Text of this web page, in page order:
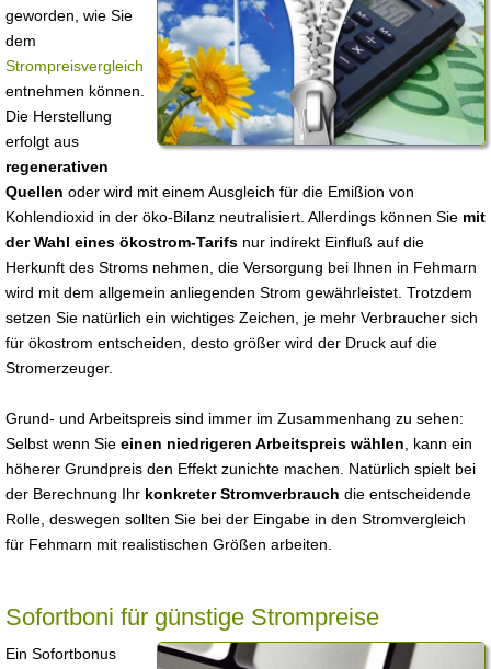
geworden, wie Sie
dem
Strompreisvergleich
entnehmen können.
Die Herstellung
erfolgt aus
regenerativen
Quellen oder wird mit einem Ausgleich für die Emißion von
Kohlendioxid in der öko-Bilanz neutralisiert. Allerdings können Sie mit
der Wahl eines ökostrom-Tarifs nur indirekt Einfluß auf die
Herkunft des Stroms nehmen, die Versorgung bei Ihnen in Fehmarn
wird mit dem allgemein anliegenden Strom gewährleistet. Trotzdem
setzen Sie natürlich ein wichtiges Zeichen, je mehr Verbraucher sich
für ökostrom entscheiden, desto größer wird der Druck auf die
Stromerzeuger.
Grund- und Arbeitspreis sind immer im Zusammenhang zu sehen:
Selbst wenn Sie einen niedrigeren Arbeitspreis wählen , kann ein
höherer Grundpreis den Effekt zunichte machen. Natürlich spielt bei
der Berechnung Ihr konkreter Stromverbrauch die entscheidende
Rolle, deswegen sollten Sie bei der Eingabe in den Stromvergleich
für Fehmarn mit realistischen Größen arbeiten.
Sofortboni für günstige Strompreise
Ein Sofortbonus